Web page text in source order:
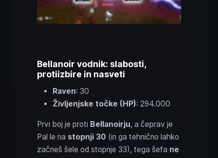
Bellanoir vodnik: slabosti,
protiizbire in nasveti
Raven: 30
Življenjske točke (HP): 294.000
Prvi boj je proti Bellanoirju, a čeprav je
Pal le na stopnji 30 (in ga tehnično lahko
začneš šele od stopnje 33), tega šefa ne